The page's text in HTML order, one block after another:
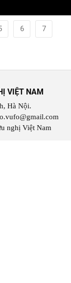
6
7
VIỆT NAM
Hà Nội.
nghị Việt Nam